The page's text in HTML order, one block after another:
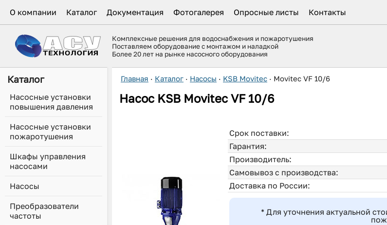
О компании Каталог Документация Фотогалерея Опросные листы Контакты
Комплексные решения для водоснабжения и пожаротушения
Поставляем оборудование с монтажом и наладкой
Более 20 лет на рынке насосного оборудования
Каталог
Насосные установки
повышения давления
Насосные установки
пожаротушения
Шкафы управления
насосами
Насосы
Преобразователи
частоты
Главная · Каталог · Насосы · KSB Movitec · Movitec VF 10/6
НасосKSB Movitec VF 10/6
Срок поставки:
Гарантия:
Производитель:
Самовывоз с производства:
Доставка по России:
* Для уточнения актуальной